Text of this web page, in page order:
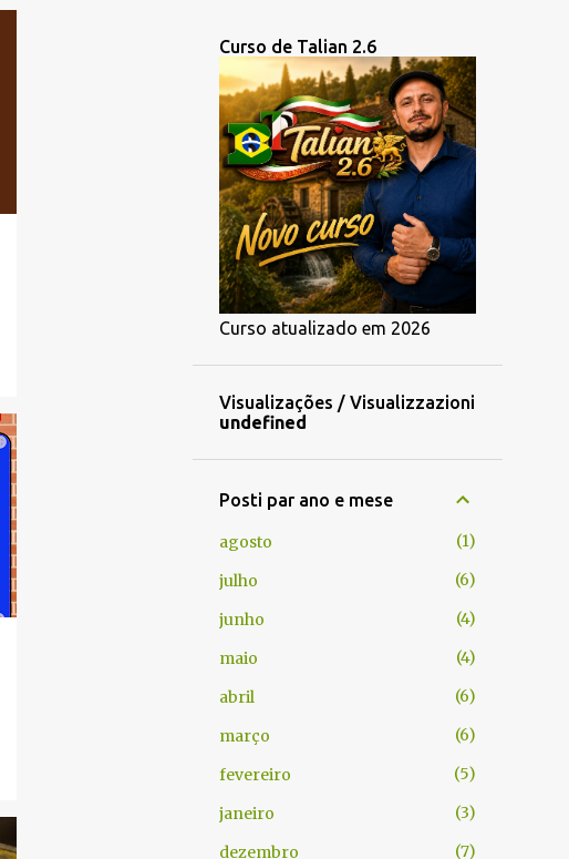
Curso de Talian 2.6
Curso atualizado em 2026
Visualizações / Visualizzazioni
undefned
Posti par ano e mese
agosto
1
julho
6
junho
4
maio
4
abril
6
março
6
fevereiro
5
janeiro
3
dezembro
7